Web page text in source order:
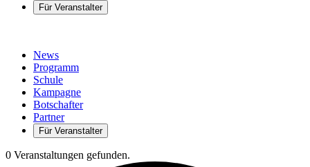
Für Veranstalter
News
Programm
Schule
Kampagne
Botschafter
Partner
Für Veranstalter
0 Veranstaltungen gefunden.